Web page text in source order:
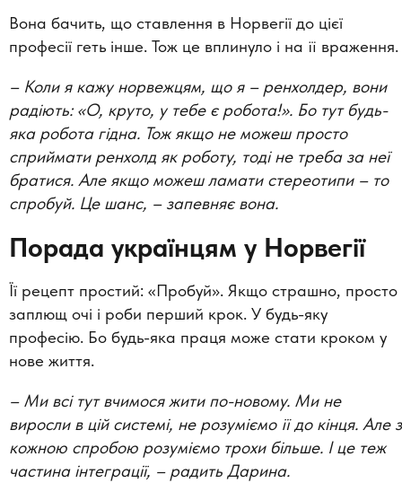
Вона бачить, що ставлення в Норвегії до цієї
професії геть інше. Тож це вплинуло і на її враження.
– Коли я кажу норвежцям, що я – ренхолдер, вони
радіють: «О, круто, у тебе є робота!». Бо тут будь-
яка робота гідна. Тож якщо не можеш просто
сприймати ренхолд як роботу, тоді не треба за неї
братися. Але якщо можеш ламати стереотипи – то
спробуй. Це шанс, –запевняє вона.
Порада українцям у Норвегії
Її рецепт простий: «Пробуй». Якщо страшно, просто
заплющ очі і роби перший крок. У будь-яку
професію. Бо будь-яка праця може стати кроком у
нове життя.
– Ми всі тут вчимося жити по-новому. Ми не
виросли в цій системі, не розуміємо її до кінця. Але з
кожною спробою розуміємо трохи більше. І це теж
частина інтеграції, –радить Дарина.